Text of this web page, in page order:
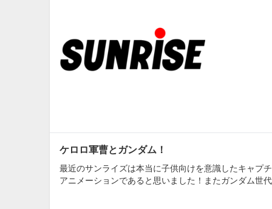
ケロロ軍曹とガンダム！
最近のサンライズは本当に子供向けを意識したキャプ
アニメーションであると思いました！またガンダム世